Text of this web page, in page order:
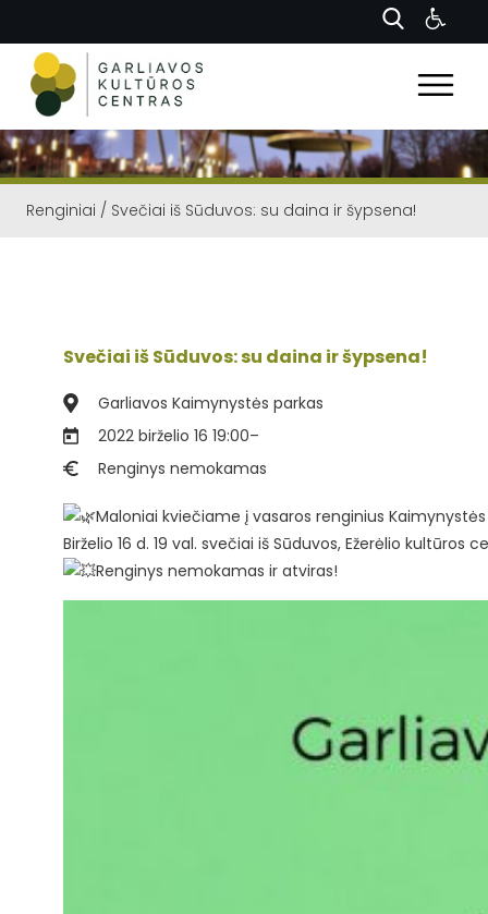
Renginiai / Svečiai iš Sūduvos: su daina ir šypsena!
Svečiai iš Sūduvos: su daina ir šypsena!
Garliavos Kaimynystės parkas
2022 birželio 16 19:00–
Renginys nemokamas
Maloniai kviečiame į vasaros renginius
Birželio 16 d. 19 val. svečiai iš Sūduvos, Ežerėlio
Renginys nemokamas ir atviras!